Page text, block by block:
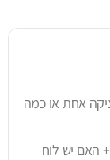
אחת או כמה
האם יש לוח